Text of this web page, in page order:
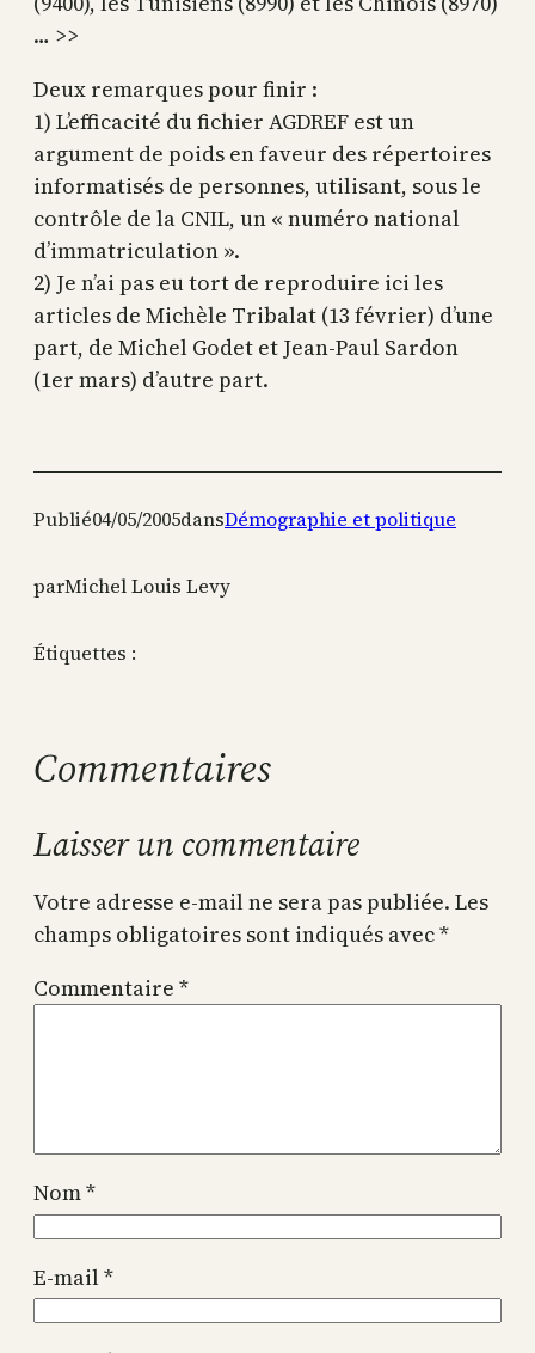
… >>
Deux remarques pour finir :
1) L’efficacité du fichier AGDREF est un
argument de poids en faveur des répertoires
informatisés de personnes, utilisant, sous le
contrôle de la CNIL, un « numéro national
d’immatriculation ».
2) Je n’ai pas eu tort de reproduire ici les
articles de Michèle Tribalat (13 février) d’une
part, de Michel Godet et Jean-Paul Sardon
(1er mars) d’autre part.
Publié04/05/2005dansDémographie et politique
parMichel Louis Levy
Étiquettes :
Commentaires
Laisser un commentaire
Votre adresse e-mail ne sera pas publiée. Les
champs obligatoires sont indiqués avec*
Commentaire *
Nom*
E-mail*